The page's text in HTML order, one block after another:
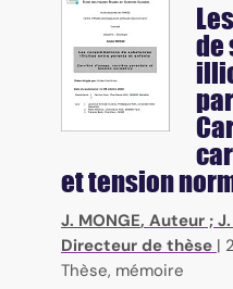
de
et tension
J. MONGE, Auteur ;
Directeur de thèse |
Thèse, mémoire